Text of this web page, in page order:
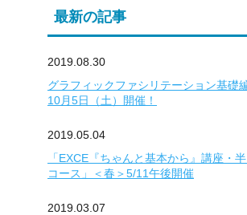
最新の記事
2019.08.30
グラフィックファシリテーション基礎
10月5日（土）開催！
2019.05.04
「EXCE『ちゃんと基本から』講座・
コース」＜春＞5/11午後開催
2019.03.07